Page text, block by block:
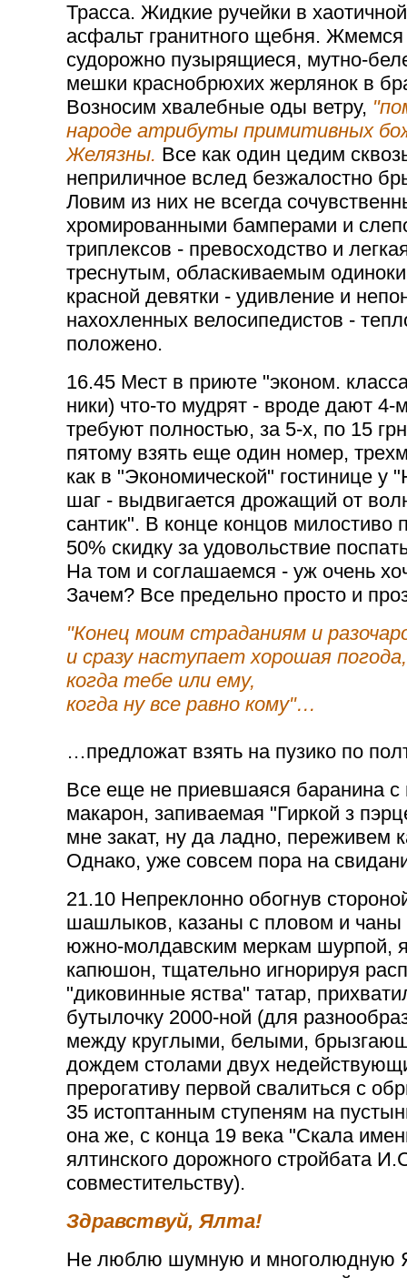
Трасса. Жидкие ручейки в
асфальт гранитного щебня.
судорожно пузырящиеся, мутно-
мешки краснобрюхих жерлянок в
Возносим хвалебные оды ветру,
народе атрибуты примитивных
Желязны. Все как один цедим
неприличное вслед безжалостно
Ловим из них не всегда
хромированными бамперами и
триплексов - превосходство и
треснутым, обласкиваемым
красной девятки - удивление и
нахохленных велосипедистов -
положено.
16.45 Мест в приюте "эконом.
ники) что-то мудрят - вроде дают
требуют полностью, за 5-х, по 15
пятому взять еще один номер,
как в "Экономической" гостинице у
шаг - выдвигается дрожащий от
сантик". В конце концов милостиво
50% скидку за удовольствие
На том и соглашаемся - уж очень
Зачем? Все предельно просто и
"Конец моим страданиям и
и сразу наступает хорошая погода,
когда тебе или ему,
когда ну все равно кому"…
…предложат взять на пузико по
Все еще не приевшаяся баранина
макарон, запиваемая "Гиркой з
мне закат, ну да ладно, переживем
Однако, уже совсем пора на
21.10 Непреклонно обогнув
шашлыков, казаны с пловом и чаны
южно-молдавским меркам шурпой,
капюшон, тщательно игнорируя
"диковинные яства" татар,
бутылочку 2000-ной (для
между круглыми, белыми,
дождем столами двух
прерогативу первой свалиться с
35 истоптанным ступеням на
она же, с конца 19 века "Скала
ялтинского дорожного стройбата
совместительству).
Здравствуй, Ялта!
Не люблю шумную и многолюдную